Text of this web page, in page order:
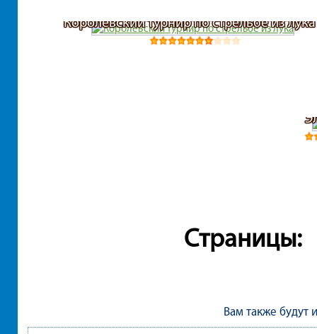
Королевский турнир по стрельбе из лука
Страницы:
Вам также будут